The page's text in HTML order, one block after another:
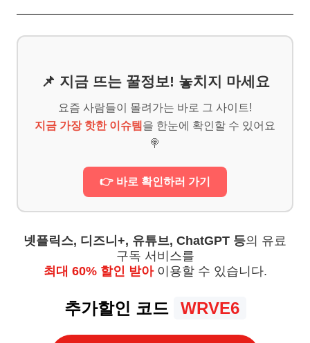
📌 지금 뜨는 꿀정보! 놓치지 마세요
요즘 사람들이 몰려가는 바로 그 사이트!
지금 가장 핫한 이슈템 을 한눈에 확인할 수 있어요
🍭
👉 바로 확인하러 가기
넷플릭스, 디즈니+, 유튜브, ChatGPT 등의 유료
구독 서비스를
최대 60% 할인 받아이용할 수 있습니다.
추가할인 코드 WRVE6